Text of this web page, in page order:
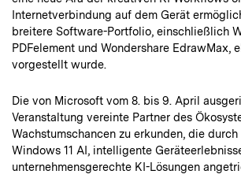
Internetverbindung auf dem Gerät
breitere Software-Portfolio, einschließlich
PDFelement und Wondershare EdrawMax,
vorgestellt wurde.
Die von Microsoft vom 8. bis 9. April
Veranstaltung vereinte Partner des
Wachstumschancen zu erkunden, die
Windows 11 AI, intelligente
unternehmensgerechte KI-Lösungen